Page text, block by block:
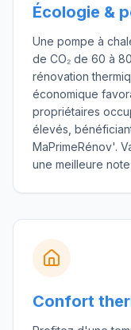
Écologie &
Une pompe à
de CO₂ de 60 à
rénovation
économique
propriétaires
élevés,
MaPrimeRénov'.
une meilleure note
Confort